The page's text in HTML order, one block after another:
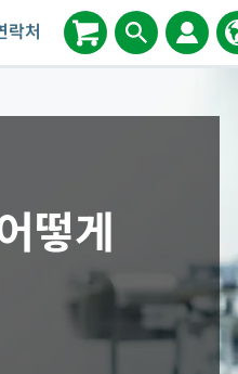
락처
떻게